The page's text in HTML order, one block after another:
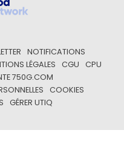
NOTIFICATIONS
LÉGALES CGU
CPU
750G.COM
COOKIES
GÉRER UTIQ